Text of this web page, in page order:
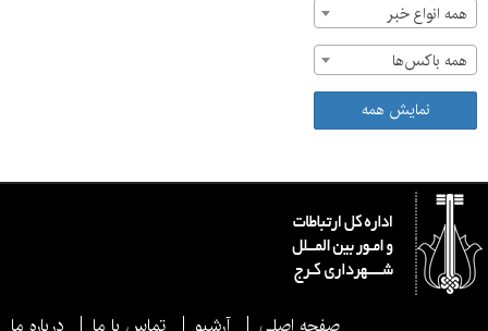
همه انواع خبر
همه باکس‌ها
نمایش همه